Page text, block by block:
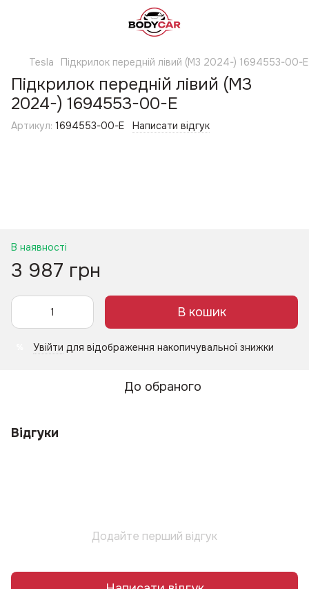
Tesla Підкрилок передній лівий (М3 2024-) 1694553-00-E
Підкрилок передній лівий (М3
2024-) 1694553-00-E
Артикул: 1694553-00-E Написати відгук
В наявності
3 987 грн
В кошик
Увійти для відображення накопичувальної знижки
До обраного
Відгуки
Додайте перший відгук